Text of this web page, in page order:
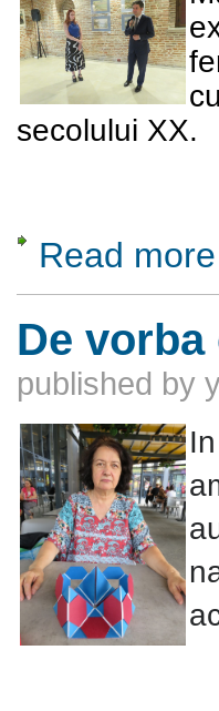
secolului XX.
Read more
De
published by